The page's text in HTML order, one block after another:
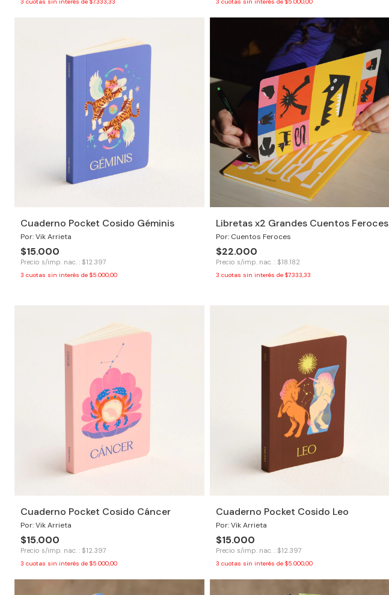
Cuaderno Pocket Cosido Géminis
Por: Vik Arrieta
$15.000
Precio s/imp. nac. : $12.397
3 cuotas sin interés de $5.000,00
Libretas x2 Grandes Cuentos Feroces
Por: Cuentos Feroces
$22.000
Precio s/imp. nac. : $18.182
3 cuotas sin interés de $7.333,33
Cuaderno Pocket Cosido Cáncer
Por: Vik Arrieta
$15.000
Precio s/imp. nac. : $12.397
3 cuotas sin interés de $5.000,00
Cuaderno Pocket Cosido Leo
Por: Vik Arrieta
$15.000
Precio s/imp. nac. : $12.397
3 cuotas sin interés de $5.000,00